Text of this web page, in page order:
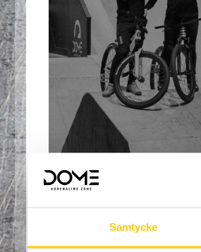
Samtycke
Hej och välkomna till